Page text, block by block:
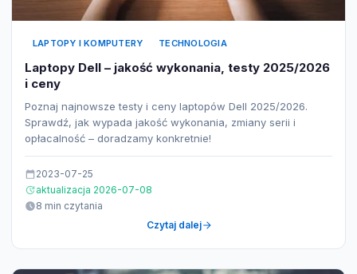
LAPTOPY I KOMPUTERY TECHNOLOGIA
Laptopy Dell – jakość wykonania, testy 2025/2026
i ceny
Poznaj najnowsze testy i ceny laptopów Dell 2025/2026.
Sprawdź, jak wypada jakość wykonania, zmiany serii i
opłacalność – doradzamy konkretnie!
2023-07-25
aktualizacja 2026-07-08
8 min czytania
Czytaj dalej